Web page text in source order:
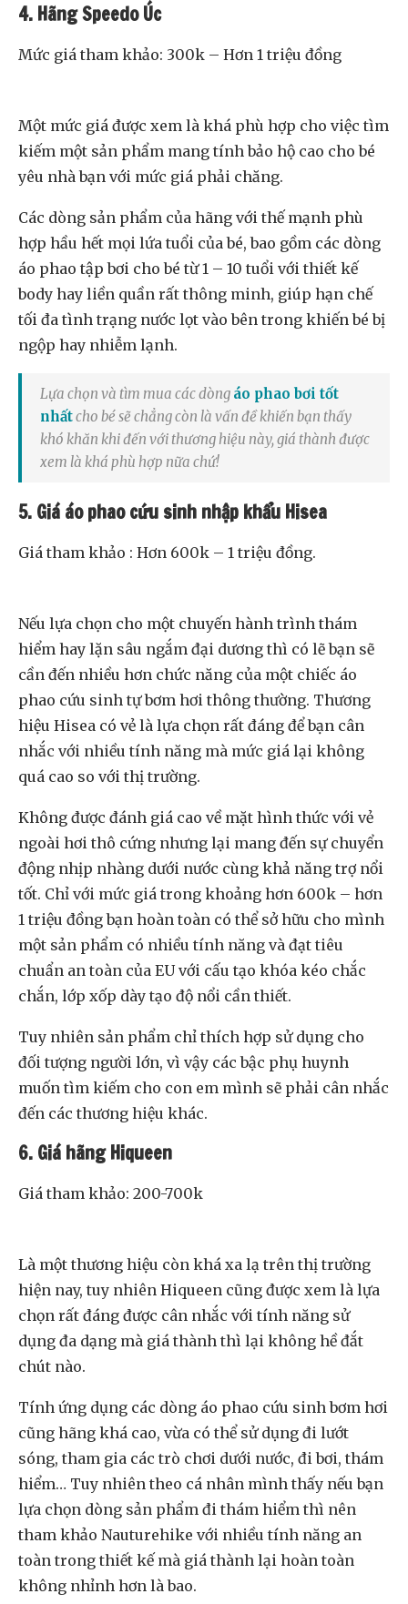
4. Hãng Speedo Úc
Mức giá tham khảo: 300k – Hơn 1 triệu đồng
Một mức giá được xem là khá phù hợp cho việc tìm
kiếm một sản phẩm mang tính bảo hộ cao cho bé
yêu nhà bạn với mức giá phải chăng.
Các dòng sản phẩm của hãng với thế mạnh phù
hợp hầu hết mọi lứa tuổi của bé, bao gồm các dòng
áo phao tập bơi cho bé từ 1 – 10 tuổi với thiết kế
body hay liền quần rất thông minh, giúp hạn chế
tối đa tình trạng nước lọt vào bên trong khiến bé bị
ngộp hay nhiễm lạnh.
Lựa chọn và tìm mua các dòng áo phao bơi tốt
nhấtcho bé sẽ chẳng còn là vấn đề khiến bạn thấy
khó khăn khi đến với thương hiệu này, giá thành được
xem là khá phù hợp nữa chứ!
5. Giá áo phao cứu sinh nhập khẩu Hisea
Giá tham khảo : Hơn 600k – 1 triệu đồng.
Nếu lựa chọn cho một chuyến hành trình thám
hiểm hay lặn sâu ngắm đại dương thì có lẽ bạn sẽ
cần đến nhiều hơn chức năng của một chiếc áo
phao cứu sinh tự bơm hơi thông thường. Thương
hiệu Hisea có vẻ là lựa chọn rất đáng để bạn cân
nhắc với nhiều tính năng mà mức giá lại không
quá cao so với thị trường.
Không được đánh giá cao về mặt hình thức với vẻ
ngoài hơi thô cứng nhưng lại mang đến sự chuyển
động nhịp nhàng dưới nước cùng khả năng trợ nổi
tốt. Chỉ với mức giá trong khoảng hơn 600k – hơn
1 triệu đồng bạn hoàn toàn có thể sở hữu cho mình
một sản phẩm có nhiều tính năng và đạt tiêu
chuẩn an toàn của EU với cấu tạo khóa kéo chắc
chắn, lớp xốp dày tạo độ nổi cần thiết.
Tuy nhiên sản phẩm chỉ thích hợp sử dụng cho
đối tượng người lớn, vì vậy các bậc phụ huynh
muốn tìm kiếm cho con em mình sẽ phải cân nhắc
đến các thương hiệu khác.
6. Giá hãng Hiqueen
Giá tham khảo: 200-700k
Là một thương hiệu còn khá xa lạ trên thị trường
hiện nay, tuy nhiên Hiqueen cũng được xem là lựa
chọn rất đáng được cân nhắc với tính năng sử
dụng đa dạng mà giá thành thì lại không hề đắt
chút nào.
Tính ứng dụng các dòng áo phao cứu sinh bơm hơi
cũng hãng khá cao, vừa có thể sử dụng đi lướt
sóng, tham gia các trò chơi dưới nước, đi bơi, thám
hiểm… Tuy nhiên theo cá nhân mình thấy nếu bạn
lựa chọn dòng sản phẩm đi thám hiểm thì nên
tham khảo Nauturehike với nhiều tính năng an
toàn trong thiết kế mà giá thành lại hoàn toàn
không nhỉnh hơn là bao.